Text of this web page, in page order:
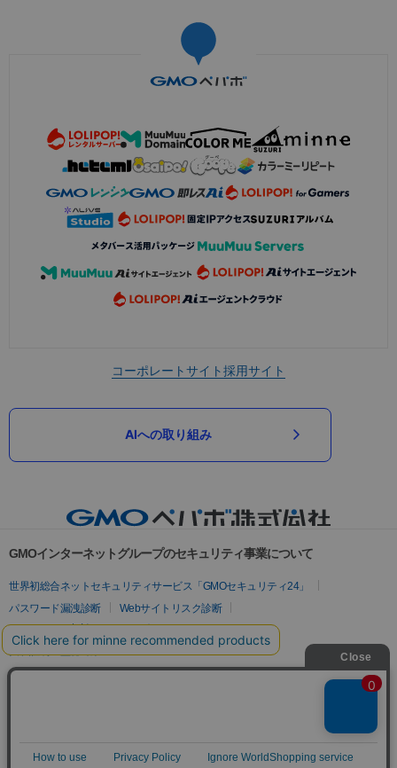
コーポレートサイト採用サイト
AIへの取り組み
GMOインターネットグループのセキュリティ事業について
世界初総合ネットセキュリティサービス「GMOセキュリティ24」
パスワード漏洩診断
Webサイトリスク診断
セキュリティ相談AIチャットボット
実在証明・盗聴対策
サイバー攻撃対策（GMOサイバーセキュリティ byイエラエ）